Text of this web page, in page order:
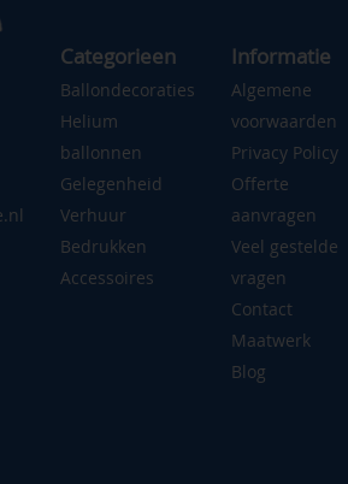
Categorieen
Ballondecoraties
Helium
ballonnen
Gelegenheid
Verhuur
Bedrukken
Accessoires
Informatie
Algemene
voorwaarden
Privacy Policy
Offerte
aanvragen
Veel gestelde
vragen
Contact
Maatwerk
Blog